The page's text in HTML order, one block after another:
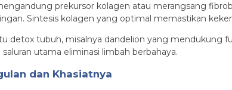
prekursor kolagen atau merangsang
Sintesis kolagen yang optimal memastikan
detox tubuh, misalnya dandelion yang mendukung
utama eliminasi limbah berbahaya.
dan Khasiatnya